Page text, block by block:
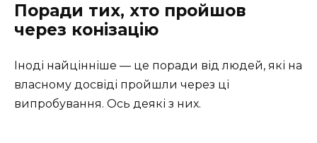
Поради тих, хто пройшов
через конізацію
Іноді найцінніше — це поради від людей, які на
власному досвіді пройшли через ці
випробування. Ось деякі з них.